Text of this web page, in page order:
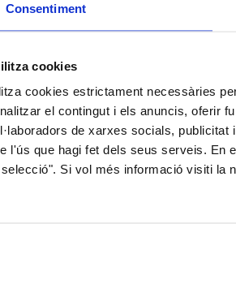
Consentiment
cookies
cookies estrictament necessàries
el contingut i els anuncis, oferir
de xarxes socials,
l'ús que hagi fet dels seus serveis. En
Si vol més informació visiti la